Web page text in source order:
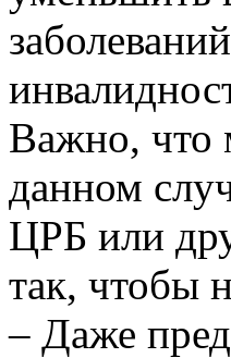
Важно, что
данном
ЦРБ или
так, чтобы
– Даже